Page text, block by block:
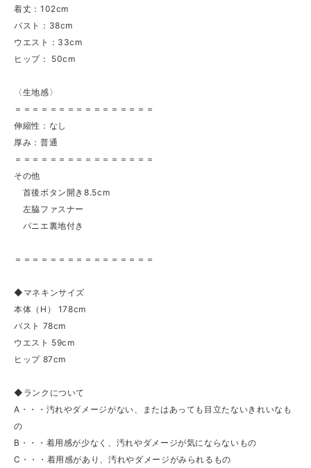
着丈：102cm
バスト：38cm
ウエスト：33cm
ヒップ： 50cm
〈生地感〉
＝＝＝＝＝＝＝＝＝＝＝＝＝＝＝＝
伸縮性：なし
厚み：普通
＝＝＝＝＝＝＝＝＝＝＝＝＝＝＝＝
その他
首後ボタン開き8.5cm
左脇ファスナー
パニエ裏地付き
＝＝＝＝＝＝＝＝＝＝＝＝＝＝＝＝
◆マネキンサイズ
本体（H） 178cm
バスト 78cm
ウエスト 59cm
ヒップ 87cm
◆ランクについて
A・・・汚れやダメージがない、またはあっても目立たないきれいなも
の
B・・・着用感が少なく、汚れやダメージが気にならないもの
C・・・着用感があり、汚れやダメージがみられるもの